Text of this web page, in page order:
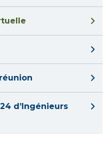
d’Ingénieurs